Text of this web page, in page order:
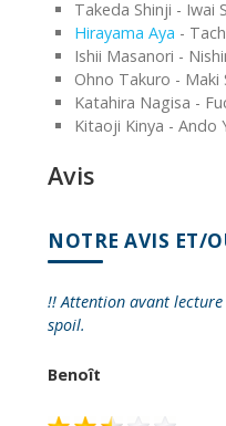
Takeda Shinji - Iwai
Hirayama Aya -
Ishii Masanori -
Ohno Takuro - Maki
Katahira Nagisa -
Kitaoji Kinya - Ando
Avis
NOTRE AVIS ET/
!! Attention avant
spoil.
Benoît